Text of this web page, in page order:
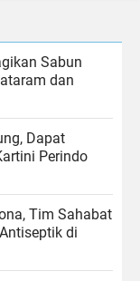
Sabun
dan
Dapat
Perindo
Tim Sahabat
di